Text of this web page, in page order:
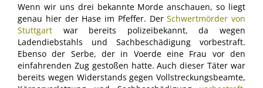
Wenn wir uns drei bekannte Morde anschauen, so liegt
genau hier der Hase im Pfeffer. DerSchwertmörder von
Stuttgart war bereits polizeibekannt, da wegen
Ladendiebstahls und Sachbeschädigung vorbestraft.
Ebenso der Serbe, der in Voerde eine Frau vor den
einfahrenden Zug gestoßen hatte. Auch dieser Täter war
bereits wegen Widerstands gegen Vollstreckungsbeamte,